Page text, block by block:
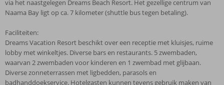
via het naastgelegen Dreams Beach Resort. Het gezellige centrum van
Naama Bay ligt op ca. 7 kilometer (shuttle bus tegen betaling).
Faciliteiten:
Dreams Vacation Resort beschikt over een receptie met kluisjes, ruime
lobby met winkeltjes. Diverse bars en restaurants. 5 zwembaden,
waarvan 2 zwembaden voor kinderen en 1 zwembad met glijbaan.
Diverse zonneterrassen met ligbedden, parasols en
badhanddoekservice. Hotelgasten kunnen tevens gebruik maken van